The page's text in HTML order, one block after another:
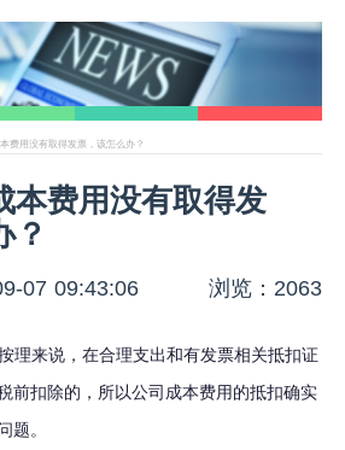
费用没有取得发票，该怎么办？
本费用没有取得发
？
07 09:43:06 浏览：2063
理来说，在合理支出和有发票相关抵扣证
前扣除的，所以公司成本费用的抵扣确实
题。